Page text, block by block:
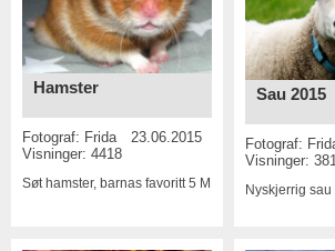
Hamster
Fotograf: Frida
23.06.2015
Visninger: 4418
Søt hamster, barnas favoritt5 MP
Sau 2015
Fotograf:
Visninger:
Nyskjerrig sau